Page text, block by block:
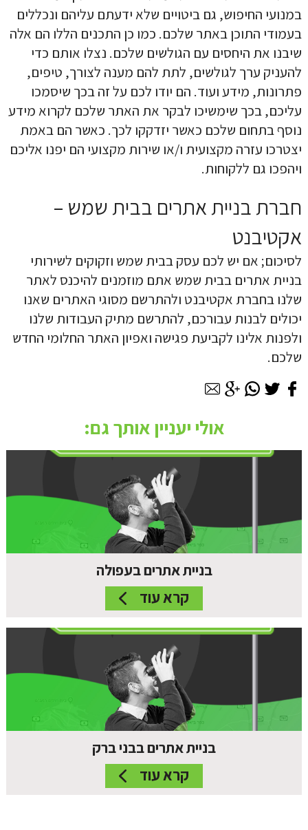
במנועי החיפוש, גם ביטויים שלא ידעתם עליהם ונכללים
בעמודי התוכן באתר שלכם. כמו כן התכנים הללו הם אלה
שיבנו את היחסים עם הגולשים שלכם. נצלו אותם כדי
להעניק ערך לגולשים, לתת להם מענה לצורך, טיפים,
פתרונות, מידע ועוד. הם יודו לכם על זה בכך שיסמכו
עליכם, בכך שימשיכו לבקר את האתר שלכם לקרוא מידע
נוסף בתחום שלכם כאשר יזדקקו לכך. כאשר הם באמת
יצטרכו עזרה מקצועית ו/או שירות מקצועי הם יפנו אליכם
ויהפכו גם ללקוחות.
חברת בניית אתרים בבית שמש –
אקטיבנט
לסיכום; אם יש לכם עסק בבית שמש וזקוקים לשירותי
בניית אתרים בבית שמש אתם מוזמנים להיכנס לאתר
שלנו בחברת אקטיבנט ולהתרשם מסוגי האתרים שאנו
יכולים לבנות עבורכם, להתרשם מתיק העבודות שלנו
ולפנות אלינו לקביעת פגישה ואפיון האתר החלומי החדש
שלכם.
אולי יעניין אותך גם:
בניית אתרים בעפולה
קרא עוד
בניית אתרים בבני ברק
קרא עוד